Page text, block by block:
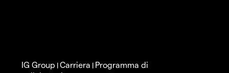
IG Group |Carriera | Programma di